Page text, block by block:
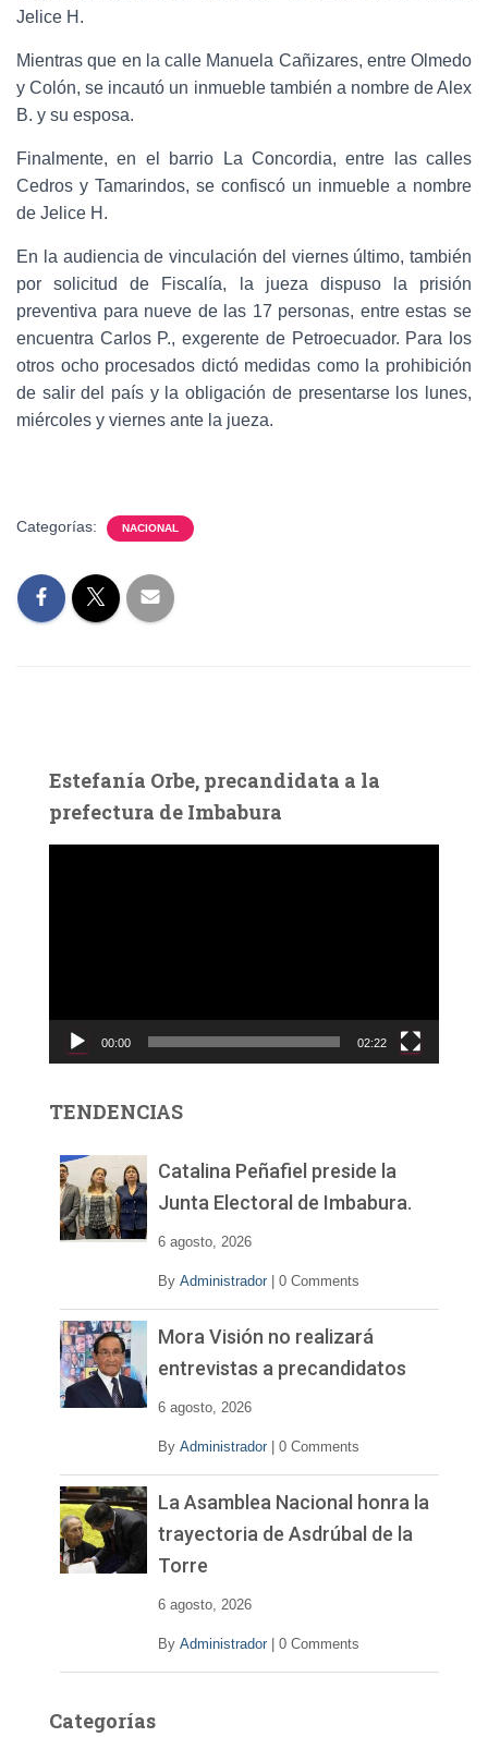
Jelice H.
Mientras que en la calle Manuela Cañizares, entre Olmedo
y Colón, se incautó un inmueble también a nombre de Alex
B. y su esposa.
Finalmente, en el barrio La Concordia, entre las calles
Cedros y Tamarindos, se confiscó un inmueble a nombre
de Jelice H.
En la audiencia de vinculación del viernes último, también
por solicitud de Fiscalía, la jueza dispuso la prisión
preventiva para nueve de las 17 personas, entre estas se
encuentra Carlos P., exgerente de Petroecuador. Para los
otros ocho procesados dictó medidas como la prohibición
de salir del país y la obligación de presentarse los lunes,
miércoles y viernes ante la jueza.
Categorías: NACIONAL
Estefanía Orbe, precandidata a la
prefectura de Imbabura
c
d
00:00 02:22
TENDENCIAS
Catalina Peñafiel preside la
Junta Electoral de Imbabura.
6 agosto, 2026
By Administrador 0 Comments
Mora Visión no realizará
entrevistas a precandidatos
6 agosto, 2026
By Administrador 0 Comments
La Asamblea Nacional honra la
trayectoria de Asdrúbal de la
Torre
6 agosto, 2026
By Administrador 0 Comments
Categorías